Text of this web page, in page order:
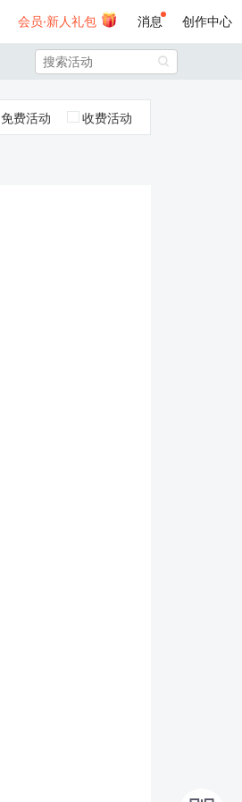
会员·新人礼包 消息 创作中心

免费活动 收费活动